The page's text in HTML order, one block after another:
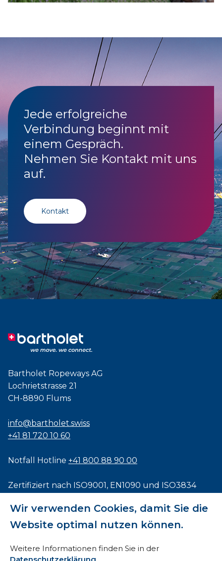
Wir verwenden Cookies, damit Sie die
Website optimal nutzen können.
Weitere Informationen finden Sie in der
Jede erfolgreiche
Verbindung beginnt mit
einem Gespräch.
Nehmen Sie Kontakt mit uns
auf.
Kontakt
Bartholet Ropeways AG
Lochrietstrasse 21
CH-8890 Flums
info@bartholet.swiss
+41 81 720 10 60
Notfall Hotline +41 800 88 90 00
Zertifiziert nach ISO9001, EN1090 und ISO3834
Impressum